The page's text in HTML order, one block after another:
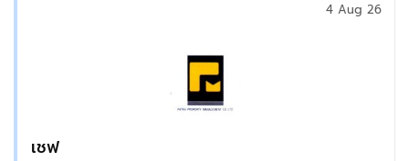
เชฟ
4 Aug 26